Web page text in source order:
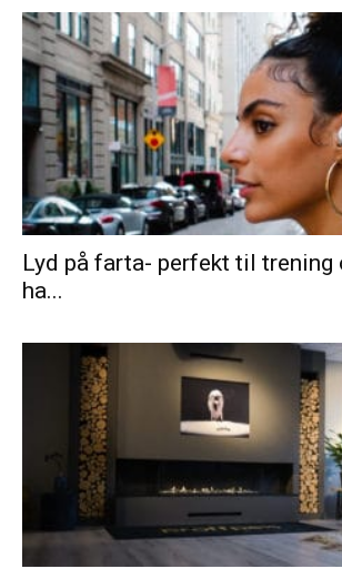
Lyd på farta- perfekt til trening
ha...